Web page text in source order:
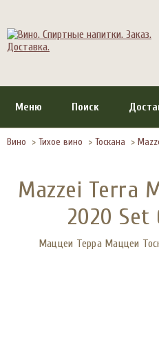
Меню Поиск
Вино > Тихое вино > Тоскана >
Mazzei Terra
2020
Маццеи Терра Маццеи